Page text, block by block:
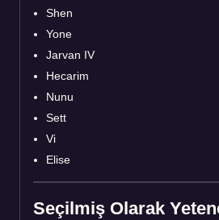
Shen
Yone
Jarvan IV
Hecarim
Nunu
Sett
Vi
Elise
Seçilmiş Olarak